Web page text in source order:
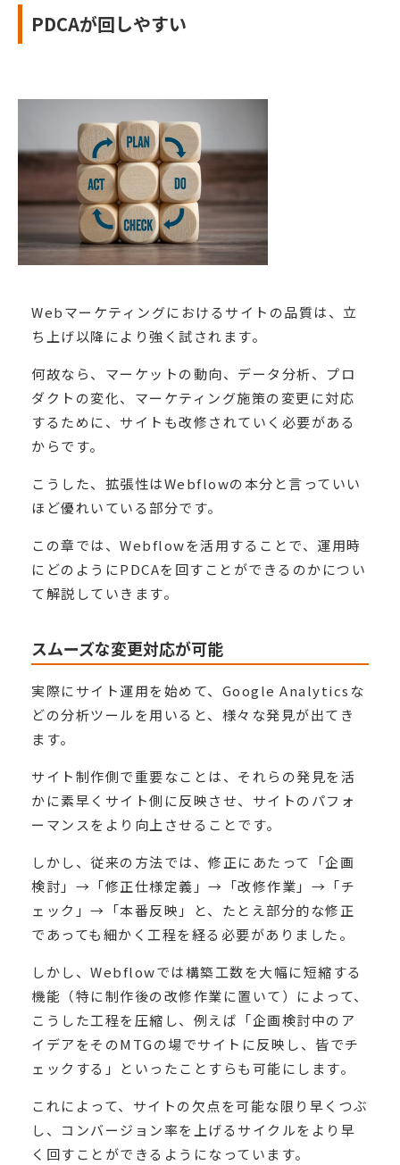
PDCAが回しやすい
Webマーケティングにおけるサイトの品質は、立
ち上げ以降により強く試されます。
何故なら、マーケットの動向、データ分析、プロ
ダクトの変化、マーケティング施策の変更に対応
するために、サイトも改修されていく必要がある
からです。
こうした、拡張性はWebflowの本分と言っていい
ほど優れいている部分です。
この章では、Webflowを活用することで、運用時
にどのようにPDCAを回すことができるのかについ
て解説していきます。
スムーズな変更対応が可能
実際にサイト運用を始めて、Google Analyticsな
どの分析ツールを用いると、様々な発見が出てき
ます。
サイト制作側で重要なことは、それらの発見を活
かに素早くサイト側に反映させ、サイトのパフォ
ーマンスをより向上させることです。
しかし、従来の方法では、修正にあたって「企画
検討」→「修正仕様定義」→「改修作業」→「チ
ェック」→「本番反映」と、たとえ部分的な修正
であっても細かく工程を経る必要がありました。
しかし、Webflowでは構築工数を大幅に短縮する
機能（特に制作後の改修作業に置いて）によって、
こうした工程を圧縮し、例えば「企画検討中のア
イデアをそのMTGの場でサイトに反映し、皆でチ
ェックする」といったことすらも可能にします。
これによって、サイトの欠点を可能な限り早くつぶ
し、コンバージョン率を上げるサイクルをより早
く回すことができるようになっています。